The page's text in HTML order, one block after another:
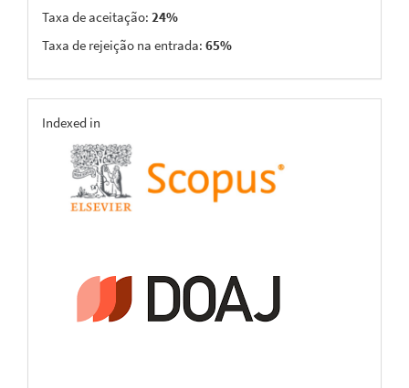
Taxa de aceitação: 24%
Taxa de rejeição na entrada: 65%
indexing
Indexed in